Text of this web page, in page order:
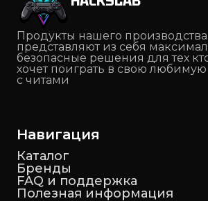
Продукты нашего производства
представляют из себя
безопасные решения для тех
хочет поиграть в свою
с читами
Навигация
Каталог
Бренды
FAQ и поддержка
Полезная информация